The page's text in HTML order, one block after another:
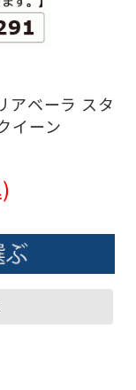
ベーラ スタ
イーン